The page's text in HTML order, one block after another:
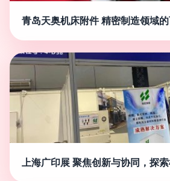
青岛天奥机床附件 精密制造领域
上海广印展 聚焦创新与协同，探